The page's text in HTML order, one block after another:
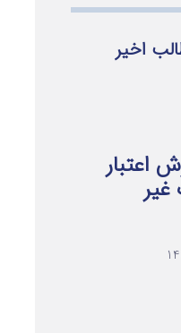
اخیر
اعتبار